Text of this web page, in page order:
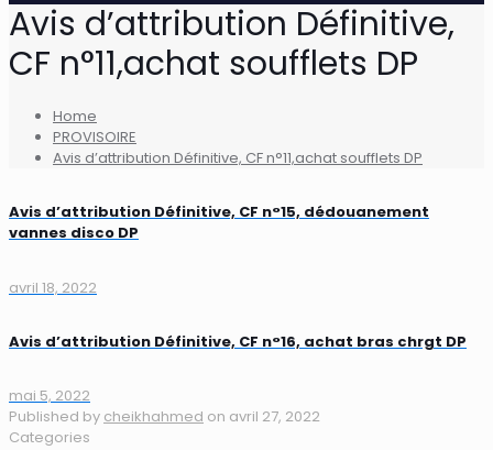
Avis d’attribution Définitive,
CF n°11,achat soufflets DP
Home
PROVISOIRE
Avis d’attribution Définitive, CF n°11,achat soufflets DP
Avis d’attribution Définitive, CF n°15, dédouanement
vannes disco DP
avril 18, 2022
Avis d’attribution Définitive, CF n°16, achat bras chrgt DP
mai 5, 2022
Published by cheikhahmed on avril 27, 2022
Categories